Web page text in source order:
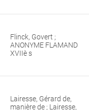
Flinck, Govert ;
ANONYME FLAMAND
XVIIè s
Lairesse, Gérard de,
manière de ; Lairesse,